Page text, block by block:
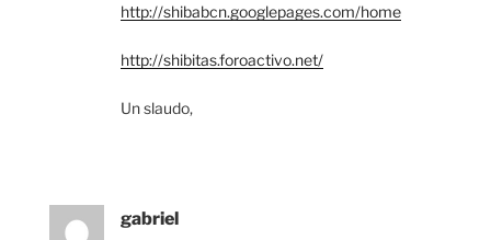
http://shibabcn.googlepages.com/home
http://shibitas.foroactivo.net/
Un slaudo,
gabriel